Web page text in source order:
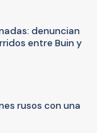
denuncian
entre Buin y
rusos con una